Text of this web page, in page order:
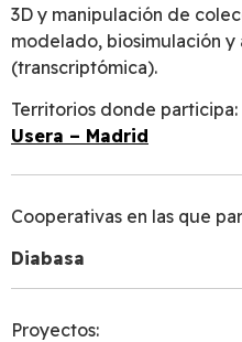
3D y manipulación de
modelado, biosimulación
(transcriptómica).
Territorios donde participa:
Usera – Madrid
Cooperativas en las que
Diabasa
Proyectos: